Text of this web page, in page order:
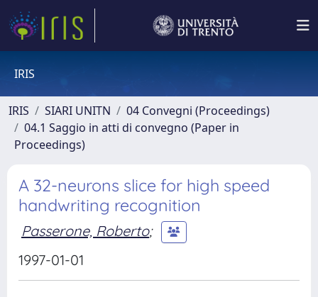
IRIS
IRIS SIARI UNITN
04 Convegni (Proceedings)
04.1 Saggio in atti di convegno (Paper in
Proceedings)
A 32-neurons slice for high speed
handwriting recognition
Passerone, Roberto;
1997-01-01